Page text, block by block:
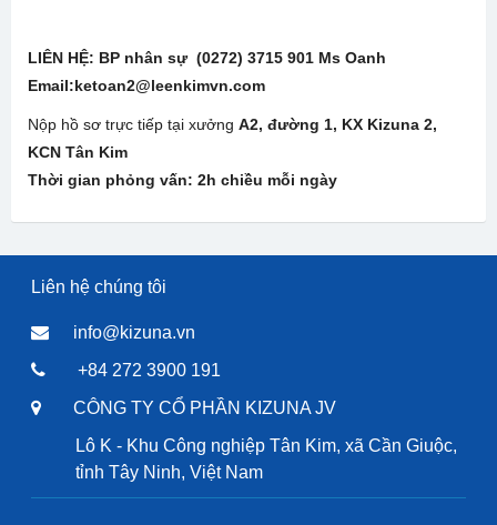
LIÊN HỆ: BP nhân sự (0272) 3715 901 Ms Oanh
Email:ketoan2@leenkimvn.com
Nộp hồ sơ trực tiếp tại xưởng A2, đường 1, KX Kizuna 2,
KCN Tân Kim
Thời gian phỏng vấn: 2h chiều mỗi ngày
Liên hệ chúng tôi
info@kizuna.vn
+84 272 3900 191
CÔNG TY CỔ PHẦN KIZUNA JV
Lô K - Khu Công nghiệp Tân Kim, xã Cần Giuộc,
tỉnh Tây Ninh, Việt Nam